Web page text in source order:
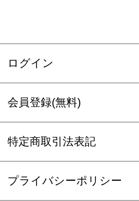
ログイン
会員登録(無料)
特定商取引法表記
プライバシーポリシー